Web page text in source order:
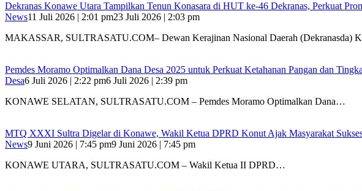
Dekranas Konawe Utara Tampilkan Tenun Konasara di HUT ke-46 Dekranas, Perkuat
News11 Juli 2026 | 2:01 pm23 Juli 2026 | 2:03 pm
MAKASSAR, SULTRASATU.COM– Dewan Kerajinan Nasional Daerah (Dekranasda)
Pemdes Moramo Optimalkan Dana Desa 2025 untuk Perkuat Ketahanan Pangan dan
Desa6 Juli 2026 | 2:22 pm6 Juli 2026 | 2:39 pm
KONAWE SELATAN, SULTRASATU.COM – Pemdes Moramo Optimalkan Dana…
MTQ XXXI Sultra Digelar di Konawe, Wakil Ketua DPRD Konut Ajak Masyarakat
News9 Juni 2026 | 7:45 pm9 Juni 2026 | 7:45 pm
KONAWE UTARA, SULTRASATU.COM – Wakil Ketua II DPRD…